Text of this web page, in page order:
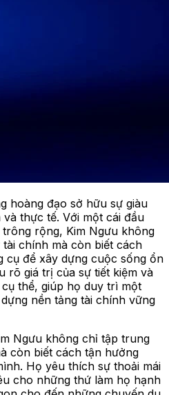
hoàng đạo sở hữu sự giàu
thực tế. Với một cái đầu
rộng, Kim Ngưu không
chính mà còn biết cách
cụ để xây dựng cuộc sống ổn
rõ giá trị của sự tiết kiệm và
thể, giúp họ duy trì một
nền tảng tài chính vững
Ngưu không chỉ tập trung
còn biết cách tận hưởng
Họ yêu thích sự thoải mái
cho những thứ làm họ hạnh